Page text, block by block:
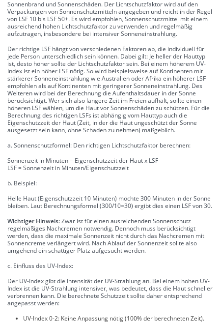
Sonnenbrand und Sonnenschäden. Der Lichtschutzfaktor wird auf den
Verpackungen von Sonnenschutzmitteln angegeben und reicht in der Regel
von LSF 10 bis LSF 50+. Es wird empfohlen, Sonnenschutzmittel mit einem
ausreichend hohen Lichtschutzfaktor zu verwenden und regelmäßig
aufzutragen, insbesondere bei intensiver Sonneneinstrahlung.
Der richtige LSF hängt von verschiedenen Faktoren ab, die individuell für
jede Person unterschiedlich sein können. Dabei gilt: Je heller der Hauttyp
ist, desto höher sollte der Lichtschutzfaktor sein. Bei einem höherem UV-
Index ist ein höher LSF nötig. So wird beispielsweise auf Kontinenten mit
stärkerer Sonneneinstrahlung wie Australien oder Afrika ein höherer LSF
empfohlen als auf Kontinenten mit geringerer Sonneneinstrahlung. Des
Weiteren wird bei der Berechnung die Aufenthaltsdauer in der Sonne
berücksichtigt. Wer sich also längere Zeit im Freien aufhält, sollte einen
höheren LSF wählen, um die Haut vor Sonnenschäden zu schützen. Für die
Berechnung des richtigen LSFs ist abhängig vom Hauttyp auch die
Eigenschutzzeit der Haut (Zeit, in der die Haut ungeschützt der Sonne
ausgesetzt sein kann, ohne Schaden zu nehmen) maßgeblich.
a. Sonnenschutzformel: Den richtigen Lichtschutzfaktor berechnen:
Sonnenzeit in Minuten = Eigenschutzzeit der Haut x LSF
LSF = Sonnenzeit in Minuten/Eigenschutzzeit
b. Beispiel:
Helle Haut (Eigenschutzzeit 10 Minuten) möchte 300 Minuten in der Sonne
bleiben. Laut Berechnungsformel (300/10=30) ergibt dies einen LSF von 30.
Wichtiger Hinweis:Zwar ist für einen ausreichenden Sonnenschutz
regelmäßiges Nachcremen notwendig. Dennoch muss berücksichtigt
werden, dass die maximale Sonnenzeit nicht durch das Nachcremen mit
Sonnencreme verlängert wird. Nach Ablauf der Sonnenzeit sollte also
umgehend ein schattiger Platz aufgesucht werden.
c. Einfluss des UV-Index:
Der UV-Index gibt die Intensität der UV-Strahlung an. Bei einem hohen UV-
Index ist die UV-Strahlung intensiver, was bedeutet, dass die Haut schneller
verbrennen kann. Die berechnete Schutzzeit sollte daher entsprechend
angepasst werden:
UV-Index 0-2: Keine Anpassung nötig (100% der berechneten Zeit).